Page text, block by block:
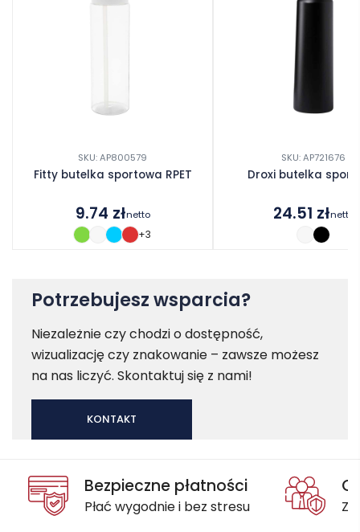
SKU: AP800579
Fitty butelka sportowa RPET
9.74 złnetto
+3
SKU: AP721676
Droxi butelka
24.51 złnetto
Potrzebujesz wsparcia?
Niezależnie czy chodzi o dostępność,
wizualizację czy znakowanie – zawsze możesz
na nas liczyć. Skontaktuj się z nami!
KONTAKT
Bezpieczne płatności
Płać wygodnie i bez stresu